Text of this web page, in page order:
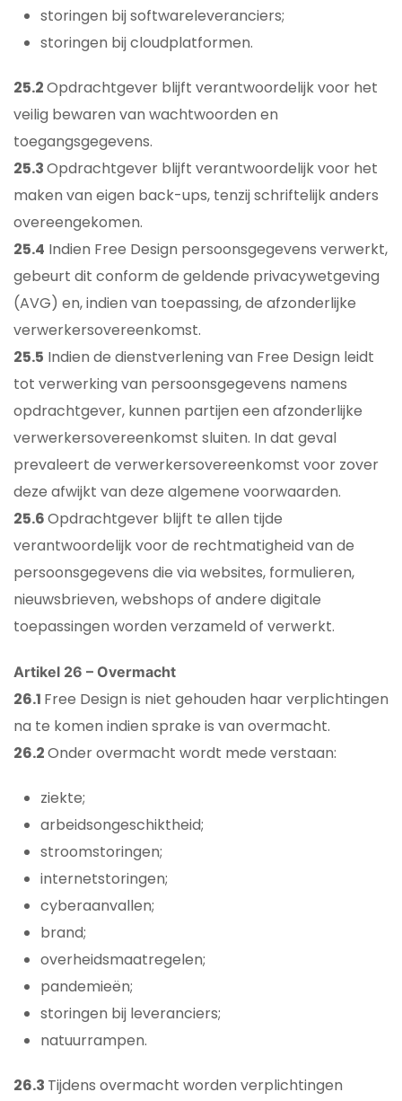
storingen bij softwareleveranciers;
storingen bij cloudplatformen.
25.2Opdrachtgever blijft verantwoordelijk voor het
veilig bewaren van wachtwoorden en
toegangsgegevens.
25.3Opdrachtgever blijft verantwoordelijk voor het
maken van eigen back-ups, tenzij schriftelijk anders
overeengekomen.
25.4 Indien Free Design persoonsgegevens verwerkt,
gebeurt dit conform de geldende privacywetgeving
(AVG) en, indien van toepassing, de afzonderlijke
verwerkersovereenkomst.
25.5 Indien de dienstverlening van Free Design leidt
tot verwerking van persoonsgegevens namens
opdrachtgever, kunnen partijen een afzonderlijke
verwerkersovereenkomst sluiten. In dat geval
prevaleert de verwerkersovereenkomst voor zover
deze afwijkt van deze algemene voorwaarden.
25.6Opdrachtgever blijft te allen tijde
verantwoordelijk voor de rechtmatigheid van de
persoonsgegevens die via websites, formulieren,
nieuwsbrieven, webshops of andere digitale
toepassingen worden verzameld of verwerkt.
Artikel 26 – Overmacht
26.1 Free Design is niet gehouden haar verplichtingen
na te komen indien sprake is van overmacht.
26.2Onder overmacht wordt mede verstaan:
ziekte;
arbeidsongeschiktheid;
stroomstoringen;
internetstoringen;
cyberaanvallen;
brand;
overheidsmaatregelen;
pandemieën;
storingen bij leveranciers;
natuurrampen.
26.3 Tijdens overmacht worden verplichtingen